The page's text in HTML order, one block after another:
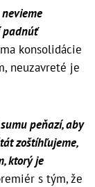
padnúť
konsolidácie
neuzavreté je
peňazí, aby
zoštíhľujeme,
ktorý je
s tým, že